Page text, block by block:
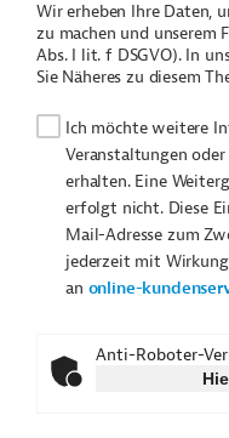
Wir erheben Ihre Daten,
zu machen und unserem
Abs. I lit. f DSGVO). In
Sie Näheres zu diesem
Ich möchte weitere
Veranstaltungen
erhalten. Eine
erfolgt nicht. Diese
Mail-Adresse zum
jederzeit mit
an online-
Anti-Roboter-